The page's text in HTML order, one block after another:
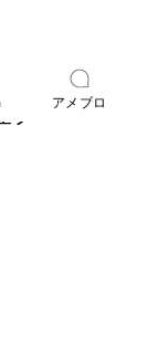
ア
アメブロ